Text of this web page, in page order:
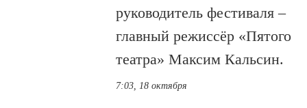
руководитель фестиваля –
главный режиссёр «Пятого
театра» Максим Кальсин.
7:03, 18 октября